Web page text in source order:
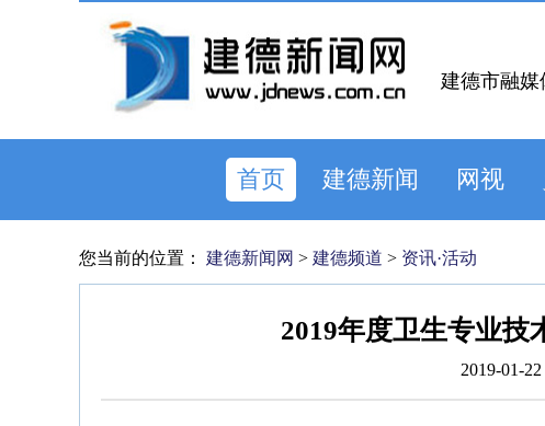
建德市融
首页 建德新闻 网视
您当前的位置： 建德新闻网 > 建德频道 > 资讯·活动
2019年度卫生专业技
2019-01-